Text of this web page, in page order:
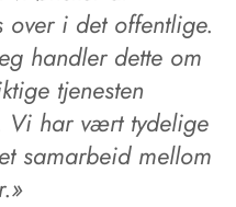
over i det offentlige.
handler dette om
tjenesten
Vi har vært tydelige
samarbeid mellom